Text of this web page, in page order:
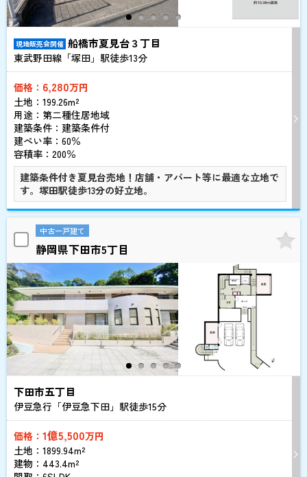
現地販売会開催 船橋市夏見台３丁目
東武野田線「塚田」駅徒歩13分
価格： 6,280万円
土地：199.26m²
用途：第二種住居地域
建築条件： 建築条件付
建ぺい率：60％
容積率：200％
建築条件付き夏見台売地！店舗・アパート等に最適な立地で
す。塚田駅徒歩13分の好立地。
中古一戸建て
静岡県下田市5丁目
下田市五丁目
伊豆急行「伊豆急下田」駅徒歩15分
価格： 1億5,500万円
土地：1899.94m²
建物：443.4m²